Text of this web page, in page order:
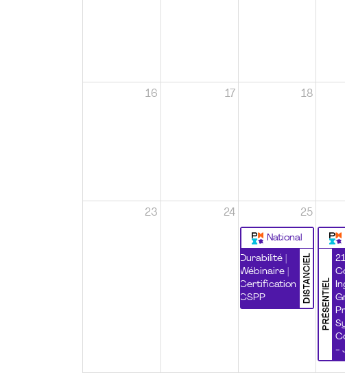
16 17 18
23 24 25
National
DISTANCIEL
Durabilité |
Wébinaire |
Certification
CSPP
PRÉSENTIEL
-